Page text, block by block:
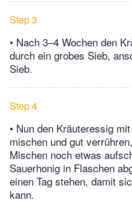
Step 3
• Nach 3–4 Wochen den
durch ein grobes Sieb,
Sieb.
Step 4
• Nun den Kräuteressig
mischen und gut
Mischen noch etwas
Sauerhonig in Flaschen
einen Tag stehen, damit
kann.